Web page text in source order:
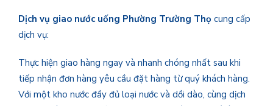
Dịch vụ giao nước uống Phường Trường Thọ cung cấp
dịch vụ:
Thực hiện giao hàng ngay và nhanh chóng nhất sau khi
tiếp nhận đơn hàng yêu cầu đặt hàng từ quý khách hàng.
Với một kho nước đầy đủ loại nước và dồi dào, cùng dịch